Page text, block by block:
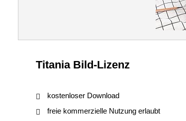
Titania Bild-Lizenz
kostenloser Download
freie kommerzielle Nutzung erlaubt